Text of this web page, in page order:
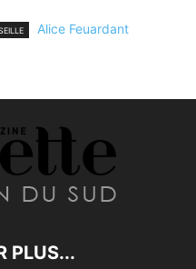
Alice Feuardant
PLUS...